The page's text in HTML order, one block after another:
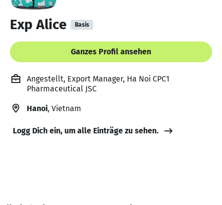
Exp Alice Basis
Ganzes Profil ansehen
Angestellt, Export Manager, Ha Noi CPC1
Pharmaceutical JSC
Hanoi, Vietnam
Logg Dich ein, um alle Einträge zu sehen.